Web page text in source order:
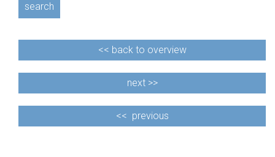
search
<< back to overview
next >>
<< previous